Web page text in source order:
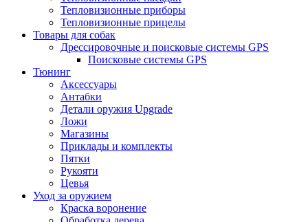
Тепловизионные приборы
Тепловизионные прицелы
Товары для собак
Дрессировочные и поисковые системы GPS
Поисковые системы GPS
Тюнинг
Аксессуары
Антабки
Детали оружия Upgrade
Ложи
Магазины
Приклады и комплекты
Пятки
Рукояти
Цевья
Уход за оружием
Краска воронение